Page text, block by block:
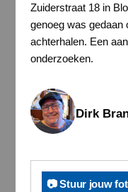
Zuiderstraat 18 in
genoeg was gedaan
achterhalen. Een
onderzoeken.
Dirk
📷 Stuur jouw